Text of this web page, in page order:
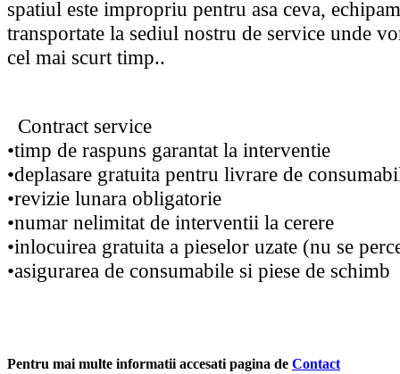
spatiul este impropriu pentru asa ceva,
transportate la sediul nostru de service unde
cel mai scurt timp..
Contract service
•timp de raspuns garantat la interventie
•deplasare gratuita pentru livrare de
•revizie lunara obligatorie
•numar nelimitat de interventii la cerere
•inlocuirea gratuita a pieselor uzate (nu se
•asigurarea de consumabile si piese de schimb
Pentru mai multe informatii accesati pagina de Contact